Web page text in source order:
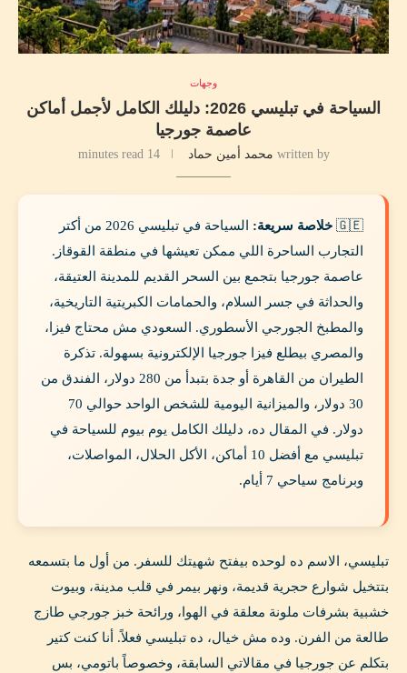
وجهات
السياحة في تبليسي 2026: دليلك الكامل لأجمل أماكن
عاصمة جورجيا
written by محمد أمين حماد 14 minutes read
🇬🇪 خلاصة سريعة:
السياحة في تبليسي 2026 من أكتر
التجارب الساحرة اللي ممكن تعيشها في منطقة القوقاز.
عاصمة جورجيا بتجمع بين السحر القديم للمدينة العتيقة،
والحداثة في جسر السلام، والحمامات الكبريتية التاريخية،
والمطبخ الجورجي الأسطوري. السعودي مش محتاج فيزا،
والمصري بيطلع فيزا جورجيا الإلكترونية بسهولة. تذكرة
الطيران من القاهرة أو جدة بتبدأ من 280 دولار، الفندق من
30 دولار، والميزانية اليومية للشخص الواحد حوالي 70
دولار. في المقال ده، دليلك الكامل يوم بيوم للسياحة في
تبليسي مع أفضل 10 أماكن، الأكل الحلال، المواصلات،
وبرنامج سياحي 7 أيام.
تبليسي، الاسم ده لوحده بيفتح شهيتك للسفر. من أول ما بتسمعه
بتتخيل شوارع حجرية قديمة، ونهر بيمر في قلب مدينة، وبيوت
خشبية بشرفات ملونة معلقة في الهوا، ورائحة خبز جورجي طازج
طالعة من الفرن. وده مش خيال، ده تبليسي فعلاً. أنا كنت كتير
بتكلم عن جورجيا في مقالاتي السابقة، وخصوصاً باتومي، بس